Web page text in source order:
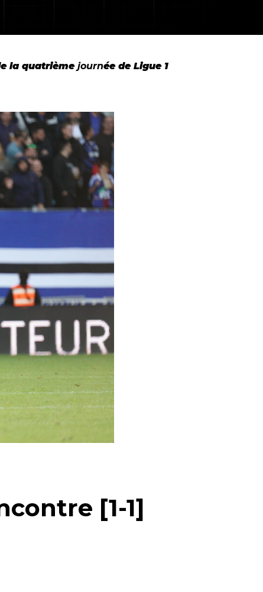
la quatrième journée de Ligue 1
[1-1]